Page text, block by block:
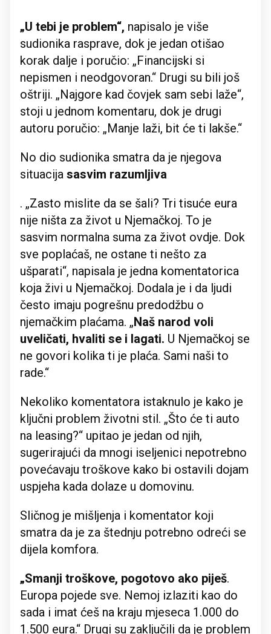
„U tebi je problem“, napisalo je više
sudionika rasprave, dok je jedan otišao
korak dalje i poručio: „Financijski si
nepismen i neodgovoran.“ Drugi su bili još
oštriji. „Najgore kad čovjek sam sebi laže“,
stoji u jednom komentaru, dok je drugi
autoru poručio: „Manje laži, bit će ti lakše.“
No dio sudionika smatra da je njegova
situacija sasvim razumljiva
. „Zasto mislite da se šali? Tri tisuće eura
nije ništa za život u Njemačkoj. To je
sasvim normalna suma za život ovdje. Dok
sve poplaćaš, ne ostane ti nešto za
ušparati“, napisala je jedna komentatorica
koja živi u Njemačkoj. Dodala je i da ljudi
često imaju pogrešnu predodžbu o
njemačkim plaćama. „Naš narod voli
uveličati, hvaliti se i lagati. U Njemačkoj se
ne govori kolika ti je plaća. Sami naši to
rade.“
Nekoliko komentatora istaknulo je kako je
ključni problem životni stil. „Što će ti auto
na leasing?“ upitao je jedan od njih,
sugerirajući da mnogi iseljenici nepotrebno
povećavaju troškove kako bi ostavili dojam
uspjeha kada dolaze u domovinu.
Sličnog je mišljenja i komentator koji
smatra da je za štednju potrebno odreći se
dijela komfora.
„Smanji troškove, pogotovo ako piješ.
Europa pojede sve. Nemoj izlaziti kao do
sada i imat ćeš na kraju mjeseca 1.000 do
1.500 eura.“ Drugi su zaključili da je problem